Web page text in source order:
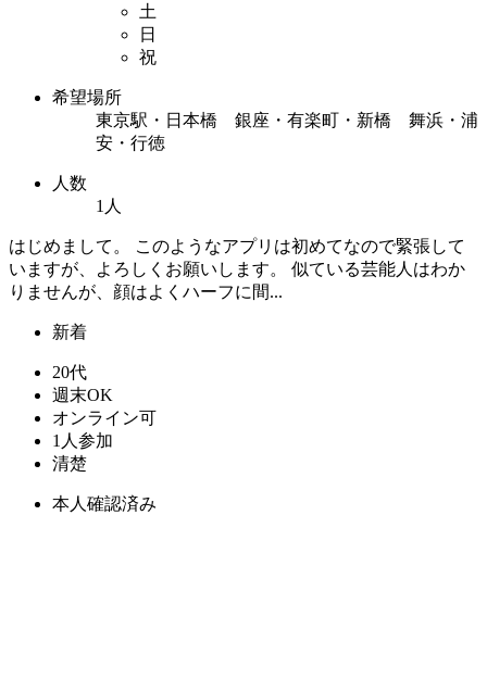
土
日
祝
希望場所
東京駅・日本橋 銀座・有楽町・新橋 舞浜・浦
安・行徳
人数
1人
はじめまして。 このようなアプリは初めてなので緊張して
いますが、よろしくお願いします。 似ている芸能人はわか
りませんが、顔はよくハーフに間...
新着
20代
週末OK
オンライン可
1人参加
清楚
本人確認済み